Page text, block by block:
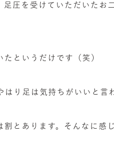
圧を受けていただいた
というだけです（笑）
り足は気持ちがいいと言
とあります。そんなに感